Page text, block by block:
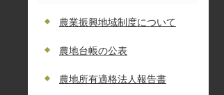
農業振興地域制度について
農地台帳の公表
農地所有適格法人報告書